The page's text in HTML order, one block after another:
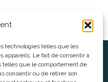
technologies telles que les
appareils. Le fait de consentir à
telles que le comportement de
consentir ou de retirer son
légales